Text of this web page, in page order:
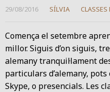
29/08/2016 SÍLVIA CLASSES
Comença el setembre
millor. Siguis d’on siguis,
alemany tranquil·lament
particulars d’alemany,
Skype, o presencials. Les